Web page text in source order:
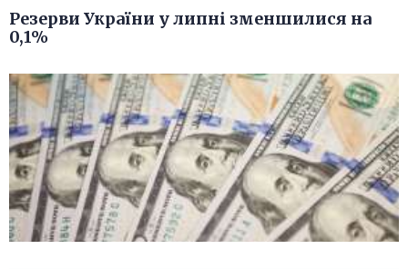
Резерви України у липні зменшилися на
0,1%